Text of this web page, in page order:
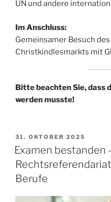
UN und andere
Im Anschluss:
Gemeinsamer Besuch
Christkindlesmarkts mit
Bitte beachten Sie, dass
werden musste!
VERÖFFENTLICHT
AM
31. OKTOBER 2025
Examen bestanden
Berufe